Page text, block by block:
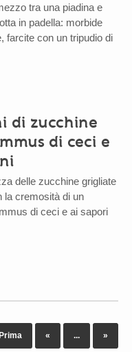
tra una piadina e
in padella: morbide
farcite con un tripudio di
di zucchine
di ceci e
delle zucchine grigliate
la cremosità di un
di ceci e ai sapori
« ... »